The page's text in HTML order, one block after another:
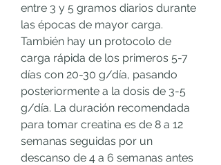
entre 3 y 5 gramos diarios durante
las épocas de mayor carga.
También hay un protocolo de
carga rápida de los primeros 5-7
días con 20-30 g/día, pasando
posteriormente a la dosis de 3-5
g/día. La duración recomendada
para tomar creatina es de 8 a 12
semanas seguidas por un
descanso de 4 a 6 semanas antes